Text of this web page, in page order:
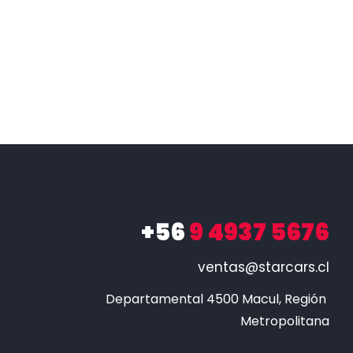
+569 4937 5676
ventas@starcars.cl
Departamental 4500 Macul, Región
Metropolitana